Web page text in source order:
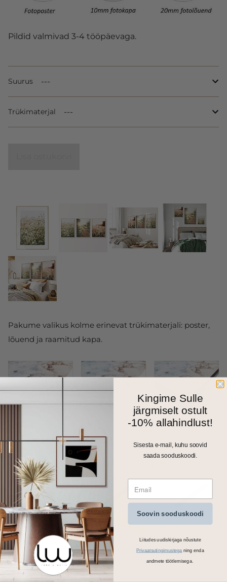
Pakume valikus kolme erinevat trükimaterjali: poster,
lõuend ja raamitud kapa.
Fotokapal on kitsas 1cm harjatud alumiiniumraam.
Valikus on matt must, kuldne ja hõbedane toon.
Pildid valmivad 3-4 tööpäevaga.
Suurus
Trükimaterjal
Kingime Sulle
järgmiselt ostult
-10% allahindlust!
Sisesta e-mail, kuhu soovid
saada sooduskoodi.
Soovin sooduskoodi
Liitudes uudiskirjaga nõustute
Privaatsutingimustega ning enda
andmete töötlemisega.